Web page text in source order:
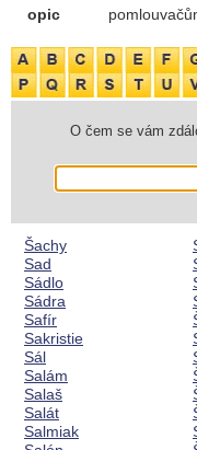
opic
O čem se vám
Šachy
Sad
Sádlo
Sádra
Safír
Sakristie
Sál
Salám
Salaš
Salát
Salmiak